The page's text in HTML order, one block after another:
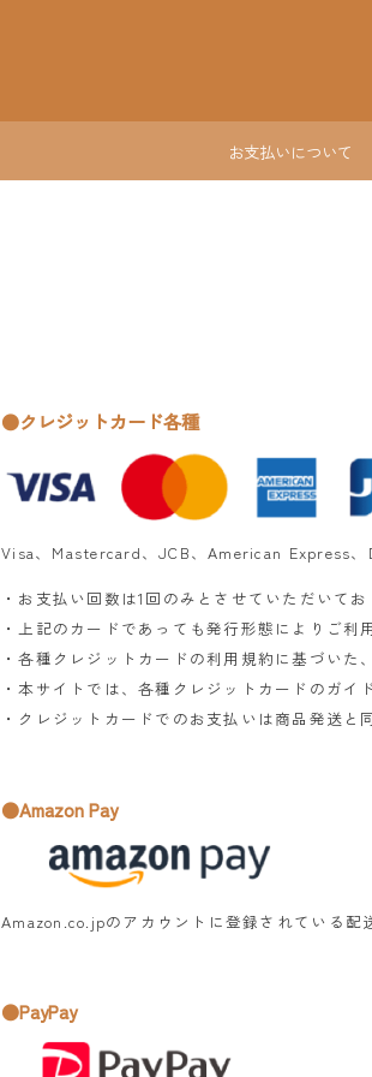
お支払いについて
●クレジットカード各種
Visa、Mastercard、JCB、American Express
・お支払い回数は1回のみとさせていただいてお
・上記のカードであっても発行形態によりご利
・各種クレジットカードの利用規約に基づいた
・本サイトでは、各種クレジットカードのガイ
・クレジットカードでのお支払いは商品発送と
●Amazon Pay
Amazon.co.jpのアカウントに登録されている配
●PayPay